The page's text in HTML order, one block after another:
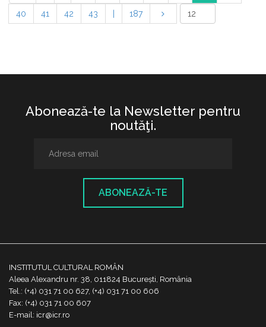
40 41 42 43 187
Abonează-te la Newsletter pentru
noutăţi.
ABONEAZĂ-TE
INSTITUTUL CULTURAL ROMÂN
Aleea Alexandru nr. 38, 011824 București, România
Tel.: (+4) 031 71 00 627, (+4) 031 71 00 606
Fax: (+4) 031 71 00 607
E-mail: icr@icr.ro